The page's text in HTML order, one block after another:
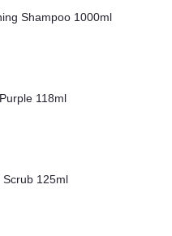
Shampoo 1000ml
118ml
Scrub 125ml